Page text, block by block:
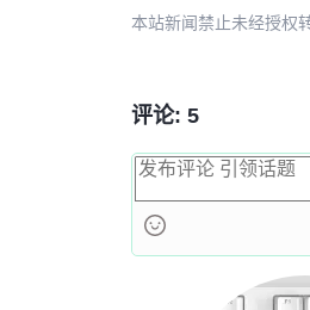
本站新闻禁止未经授权
评论: 5